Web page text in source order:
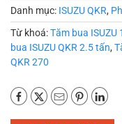
Danh mục: ISUZU QKR,
Từ khoá:Tăm bua ISUZU
bua ISUZU QKR 2.5 tấn,
QKR 270